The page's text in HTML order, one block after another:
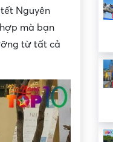
Nguyên
mà bạn
từ tất cả